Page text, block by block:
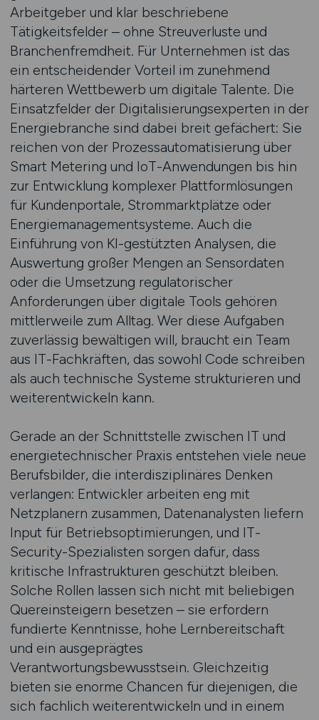
Arbeitgeber und klar beschriebene
Tätigkeitsfelder – ohne Streuverluste und
Branchenfremdheit. Für Unternehmen ist das
ein entscheidender Vorteil im zunehmend
härteren Wettbewerb um digitale Talente. Die
Einsatzfelder der Digitalisierungsexperten in der
Energiebranche sind dabei breit gefächert: Sie
reichen von der Prozessautomatisierung über
Smart Metering und IoT-Anwendungen bis hin
zur Entwicklung komplexer Plattformlösungen
für Kundenportale, Strommarktplätze oder
Energiemanagementsysteme. Auch die
Einführung von KI-gestützten Analysen, die
Auswertung großer Mengen an Sensordaten
oder die Umsetzung regulatorischer
Anforderungen über digitale Tools gehören
mittlerweile zum Alltag. Wer diese Aufgaben
zuverlässig bewältigen will, braucht ein Team
aus IT-Fachkräften, das sowohl Code schreiben
als auch technische Systeme strukturieren und
weiterentwickeln kann.
Gerade an der Schnittstelle zwischen IT und
energietechnischer Praxis entstehen viele neue
Berufsbilder, die interdisziplinäres Denken
verlangen: Entwickler arbeiten eng mit
Netzplanern zusammen, Datenanalysten liefern
Input für Betriebsoptimierungen, und IT-
Security-Spezialisten sorgen dafür, dass
kritische Infrastrukturen geschützt bleiben.
Solche Rollen lassen sich nicht mit beliebigen
Quereinsteigern besetzen – sie erfordern
fundierte Kenntnisse, hohe Lernbereitschaft
und ein ausgeprägtes
Verantwortungsbewusstsein. Gleichzeitig
bieten sie enorme Chancen für diejenigen, die
sich fachlich weiterentwickeln und in einem